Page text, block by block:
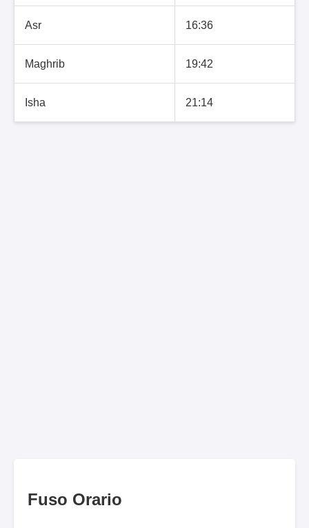
Asr 16:36
Maghrib 19:42
Isha 21:14
Fuso Orario